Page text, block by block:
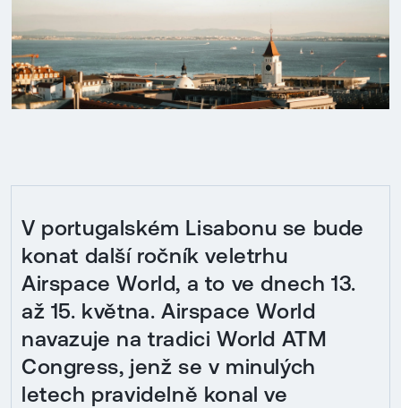
V portugalském Lisabonu se bude
konat další ročník veletrhu
Airspace World, a to ve dnech 13.
až 15. května. Airspace World
navazuje na tradici World ATM
Congress, jenž se v minulých
letech pravidelně konal ve